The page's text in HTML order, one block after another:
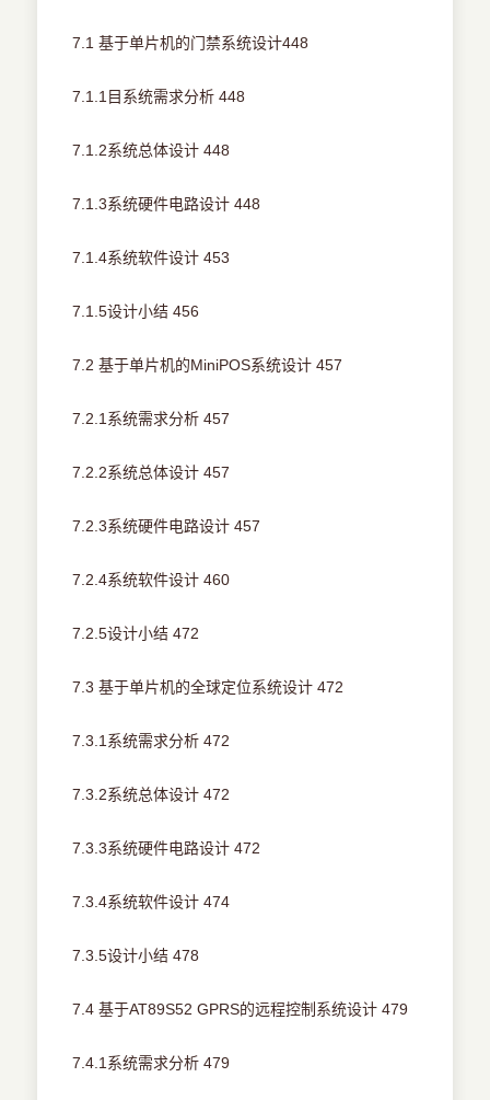
7.1 基于单片机的门禁系统设计448
7.1.1目系统需求分析 448
7.1.2系统总体设计 448
7.1.3系统硬件电路设计 448
7.1.4系统软件设计 453
7.1.5设计小结 456
7.2 基于单片机的MiniPOS系统设计 457
7.2.1系统需求分析 457
7.2.2系统总体设计 457
7.2.3系统硬件电路设计 457
7.2.4系统软件设计 460
7.2.5设计小结 472
7.3 基于单片机的全球定位系统设计 472
7.3.1系统需求分析 472
7.3.2系统总体设计 472
7.3.3系统硬件电路设计 472
7.3.4系统软件设计 474
7.3.5设计小结 478
7.4 基于AT89S52 GPRS的远程控制系统设计 479
7.4.1系统需求分析 479